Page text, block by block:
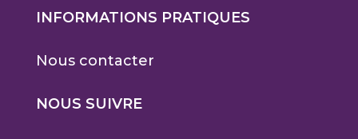
INFORMATIONS PRATIQUES
Nous contacter
NOUS SUIVRE